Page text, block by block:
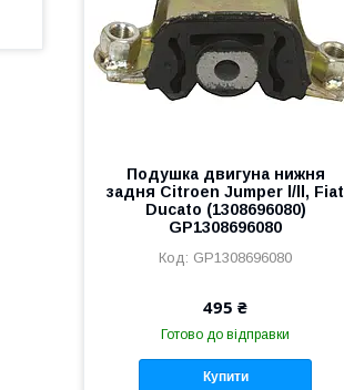
Подушка двигуна нижня
задня Citroen Jumper l/ll, Fiat
Ducato (1308696080)
GP1308696080
GP1308696080
495 ₴
Готово до відправки
Купити